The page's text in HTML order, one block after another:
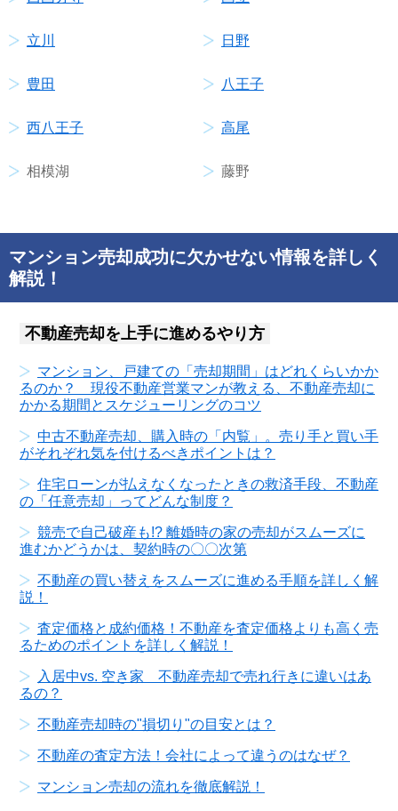
立川 日野
豊田 八王子
西八王子 高尾
相模湖 藤野
マンション売却成功に欠かせない情報を詳しく
解説！
不動産売却を上手に進めるやり方
マンション、戸建ての「売却期間」はどれくらいかか
るのか？ 現役不動産営業マンが教える、不動産売却に
かかる期間とスケジューリングのコツ
中古不動産売却、購入時の「内覧」。売り手と買い手
がそれぞれ気を付けるべきポイントは？
住宅ローンが払えなくなったときの救済手段、不動産
の「任意売却」ってどんな制度？
競売で自己破産も!? 離婚時の家の売却がスムーズに
進むかどうかは、契約時の〇〇次第
不動産の買い替えをスムーズに進める手順を詳しく解
説！
査定価格と成約価格！不動産を査定価格よりも高く売
るためのポイントを詳しく解説！
入居中vs. 空き家 不動産売却で売れ行きに違いはあ
るの？
不動産売却時の"損切り"の目安とは？
不動産の査定方法！会社によって違うのはなぜ？
マンション売却の流れを徹底解説！